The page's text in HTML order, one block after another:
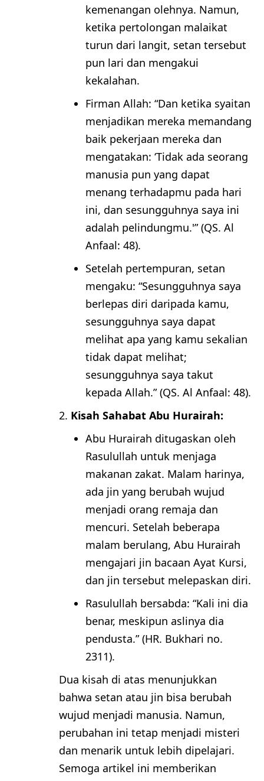
kemenangan olehnya. Namun,
ketika pertolongan malaikat
turun dari langit, setan tersebut
pun lari dan mengakui
kekalahan.
Firman Allah: “Dan ketika syaitan
menjadikan mereka memandang
baik pekerjaan mereka dan
mengatakan: ‘Tidak ada seorang
manusia pun yang dapat
menang terhadapmu pada hari
ini, dan sesungguhnya saya ini
adalah pelindungmu.'” (QS. Al
Anfaal: 48).
Setelah pertempuran, setan
mengaku: “Sesungguhnya saya
berlepas diri daripada kamu,
sesungguhnya saya dapat
melihat apa yang kamu sekalian
tidak dapat melihat;
sesungguhnya saya takut
kepada Allah.” (QS. Al Anfaal: 48).
Kisah Sahabat Abu Hurairah:
Abu Hurairah ditugaskan oleh
Rasulullah untuk menjaga
makanan zakat. Malam harinya,
ada jin yang berubah wujud
menjadi orang remaja dan
mencuri. Setelah beberapa
malam berulang, Abu Hurairah
mengajari jin bacaan Ayat Kursi,
dan jin tersebut melepaskan diri.
Rasulullah bersabda: “Kali ini dia
benar, meskipun aslinya dia
pendusta.” (HR. Bukhari no.
2311).
Dua kisah di atas menunjukkan
bahwa setan atau jin bisa berubah
wujud menjadi manusia. Namun,
perubahan ini tetap menjadi misteri
dan menarik untuk lebih dipelajari.
Semoga artikel ini memberikan